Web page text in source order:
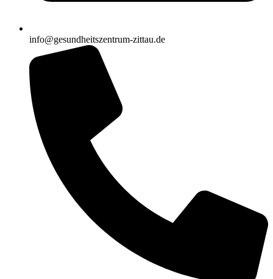
info@gesundheitszentrum-zittau.de